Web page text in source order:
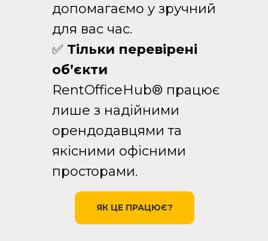
допомагаємо у зручний
для вас час.
✅ Тільки перевірені
об’єкти
RentOfficeHub® працює
лише з надійними
орендодавцями та
якісними офісними
просторами.
ЯК ЦЕ ПРАЦЮЄ?